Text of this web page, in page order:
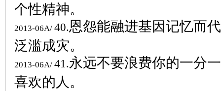
个性精神。
2013-06A/ 40.恩怨能融进基因记忆而
泛滥成灾。
2013-06A/ 41.永远不要浪费你的一分
喜欢的人。